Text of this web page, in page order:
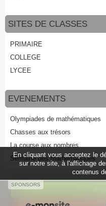
SITES DE CLASSES
PRIMAIRE
COLLEGE
LYCEE
EVENEMENTS
Olympiades de mathématiques
Chasses aux trésors
La course aux nombres
Semaine des mathématiques
Créer un site internet avec e-
SPONSORS
En cliquant vous acceptez le
sur notre site, à l'affichage
contenus